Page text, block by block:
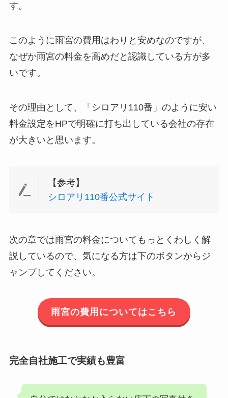
す。
このように雨宮の費用はわりと安めなのですが、
なぜか雨宮の料金を高めだと認識している方が多
いです。
その理由として、「シロアリ110番」のように安い
料金設定をHPで明確に打ち出している会社の存在
が大きいと思います。
【参考】
シロアリ110番公式サイト
次の章では雨宮の料金についてもっとくわしく解
説しているので、気になる方は下のボタンからジ
ャンプしてください。
雨宮の費用についてはこちら
完全自社施工で実績も豊富